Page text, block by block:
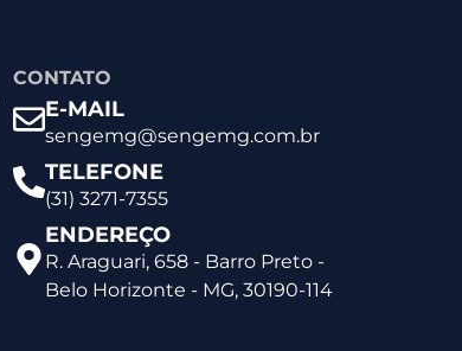
CONTATO
E-MAIL
sengemg@sengemg.com.br
TELEFONE
(31) 3271-7355
ENDEREÇO
R. Araguari, 658 - Barro Preto -
Belo Horizonte - MG, 30190-114